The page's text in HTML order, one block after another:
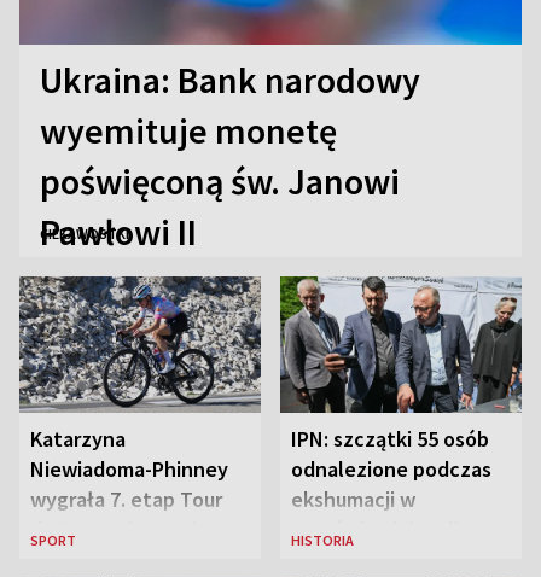
Ukraina: Bank narodowy
wyemituje monetę
poświęconą św. Janowi
Pawłowi II
CIEKAWOSTKI
Katarzyna
Niewiadoma-Phinney
wygrała 7. etap Tour
de France i została
SPORT
IPN: szczątki 55 osób
odnalezione podczas
ekshumacji w
Ostrówkach i Woli
HISTORIA